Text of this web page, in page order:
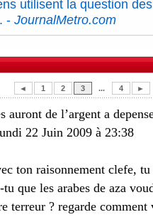
utilisent la question
- JournalMetro.com
◄ 1 2 3 ... 4 ►
auront de l’argent a
22 Juin 2009 à 23:38
ton raisonnement clefe,
que les arabes de aza
terreur ? regarde